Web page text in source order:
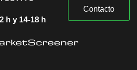
h y 14-18 h
Contacto